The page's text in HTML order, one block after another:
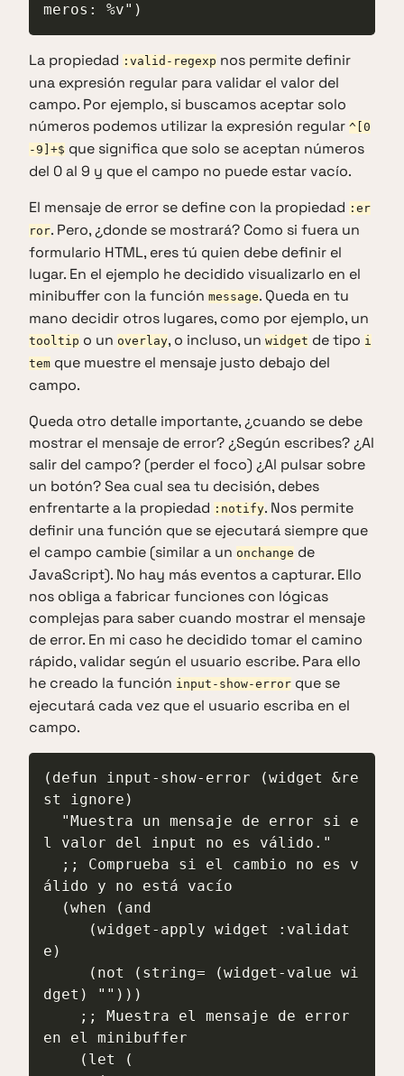
La propiedad :valid-regexp nos permite definir
una expresión regular para validar el valor del
campo. Por ejemplo, si buscamos aceptar solo
números podemos utilizar la expresión regular ^[0
-9]+$ que significa que solo se aceptan números
del 0 al 9 y que el campo no puede estar vacío.
El mensaje de error se define con la propiedad :er
ror. Pero, ¿donde se mostrará? Como si fuera un
formulario HTML, eres tú quien debe definir el
lugar. En el ejemplo he decidido visualizarlo en el
minibuffer con la función message. Queda en tu
mano decidir otros lugares, como por ejemplo, un
tooltip o un overlay, o incluso, un widget de tipo i
tem que muestre el mensaje justo debajo del
campo.
Queda otro detalle importante, ¿cuando se debe
mostrar el mensaje de error? ¿Según escribes? ¿Al
salir del campo? (perder el foco) ¿Al pulsar sobre
un botón? Sea cual sea tu decisión, debes
enfrentarte a la propiedad :notify. Nos permite
definir una función que se ejecutará siempre que
el campo cambie (similar a un onchange de
JavaScript). No hay más eventos a capturar. Ello
nos obliga a fabricar funciones con lógicas
complejas para saber cuando mostrar el mensaje
de error. En mi caso he decidido tomar el camino
rápido, validar según el usuario escribe. Para ello
he creado la función input-show-error que se
ejecutará cada vez que el usuario escriba en el
campo.
(defun input-show-error (widget &re
st ignore)
l valor del input no es válido."
álido y no está vacío
e)
dget) "")))
en el minibuffer